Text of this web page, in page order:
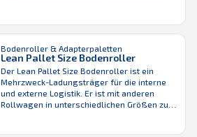
Eckstützpunkte hinzufügen oder die Position
von Kunststoffkisten und -trays für die
Automobilindustrie ausgelegt und ...
Bodenroller & Adapterpaletten
Lean Pallet Size Bodenroller
Der Lean Pallet Size Bodenroller ist ein
Mehrzweck-Ladungsträger für die interne
und externe Logistik. Er ist mit anderen
Rollwagen in unterschiedlichen Größen zu